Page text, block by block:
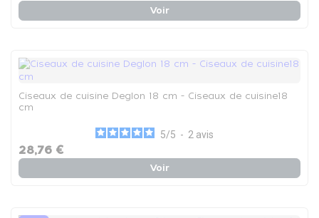
Voir
Ciseaux de cuisine Deglon 18 cm - Ciseaux de cuisine18
cm
5/5 - 2 avis
28,76 €
Voir